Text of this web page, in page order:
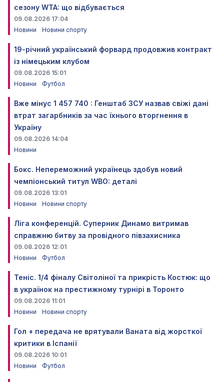
сезону WTA: що відбувається
09.08.2026 17:04
Новини
Новини спорту
19-річний український форвард продовжив контракт
із німецьким клубом
09.08.2026 15:01
Новини
Футбол
Вже мінус 1 457 740 : Генштаб ЗСУ назвав свіжі дані
втрат загарбників за час їхнього вторгнення в
Україну
09.08.2026 14:04
Новини
Бокс. Непереможний українець здобув новий
чемпіонський титул WBO: деталі
09.08.2026 13:01
Новини
Новини спорту
Ліга конференцій. Суперник Динамо витримав
справжню битву за провідного півзахисника
09.08.2026 12:01
Новини
Футбол
Теніс. 1/4 фіналу Світоліної та прикрість Костюк: що
в українок на престижному турнірі в Торонто
09.08.2026 11:01
Новини
Новини спорту
Гол + передача не врятували Ваната від жорсткої
критики в Іспанії
09.08.2026 10:01
Новини
Футбол